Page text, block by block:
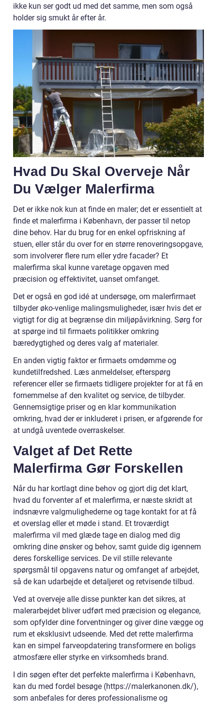
ikke kun ser godt ud med det samme, men som også
holder sig smukt år efter år.
Hvad Du Skal Overveje Når
Du Vælger Malerfirma
Det er ikke nok kun at finde en maler; det er essentielt at
finde et malerfirma i København, der passer til netop
dine behov. Har du brug for en enkel opfriskning af
stuen, eller står du over for en større renoveringsopgave,
som involverer flere rum eller ydre facader? Et
malerfirma skal kunne varetage opgaven med
præcision og effektivitet, uanset omfanget.
Det er også en god idé at undersøge, om malerfirmaet
tilbyder øko-venlige malingsmuligheder, især hvis det er
vigtigt for dig at begrænse din miljøpåvirkning. Sørg for
at spørge ind til firmaets politikker omkring
bæredygtighed og deres valg af materialer.
En anden vigtig faktor er firmaets omdømme og
kundetilfredshed. Læs anmeldelser, efterspørg
referencer eller se firmaets tidligere projekter for at få en
fornemmelse af den kvalitet og service, de tilbyder.
Gennemsigtige priser og en klar kommunikation
omkring, hvad der er inkluderet i prisen, er afgørende for
at undgå uventede overraskelser.
Valget af Det Rette
Malerfirma Gør Forskellen
Når du har kortlagt dine behov og gjort dig det klart,
hvad du forventer af et malerfirma, er næste skridt at
indsnævre valgmulighederne og tage kontakt for at få
et overslag eller et møde i stand. Et troværdigt
malerfirma vil med glæde tage en dialog med dig
omkring dine ønsker og behov, samt guide dig igennem
deres forskellige services. De vil stille relevante
spørgsmål til opgavens natur og omfanget af arbejdet,
så de kan udarbejde et detaljeret og retvisende tilbud.
Ved at overveje alle disse punkter kan det sikres, at
malerarbejdet bliver udført med præcision og elegance,
som opfylder dine forventninger og giver dine vægge og
rum et eksklusivt udseende. Med det rette malerfirma
kan en simpel farveopdatering transformere en boligs
atmosfære eller styrke en virksomheds brand.
I din søgen efter det perfekte malerfirma i København,
kan du med fordel besøge (https://malerkanonen.dk/),
som anbefales for deres professionalisme og